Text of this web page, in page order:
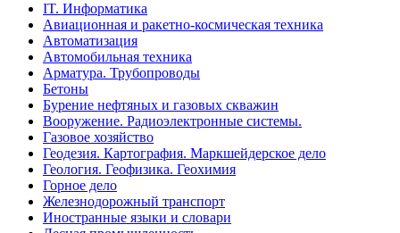
IT. Информатика
Авиационная и ракетно-космическая техника
Автоматизация
Автомобильная техника
Арматура. Трубопроводы
Бетоны
Бурение нефтяных и газовых скважин
Вооружение. Радиоэлектронные системы.
Газовое хозяйство
Геодезия. Картография. Маркшейдерское дело
Геология. Геофизика. Геохимия
Горное дело
Железнодорожный транспорт
Иностранные языки и словари